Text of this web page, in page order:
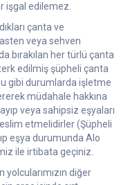
işgal edilemez.
çanta ve
veya sehven
bırakılan her türlü çanta
edilmiş şüpheli çanta
gibi durumlarda işletme
müdahale hakkına
veya sahipsiz eşyaları
etmelidirler (Şüpheli
eşya durumunda Alo
ile irtibata geçiniz.
yolcularımızın diğer